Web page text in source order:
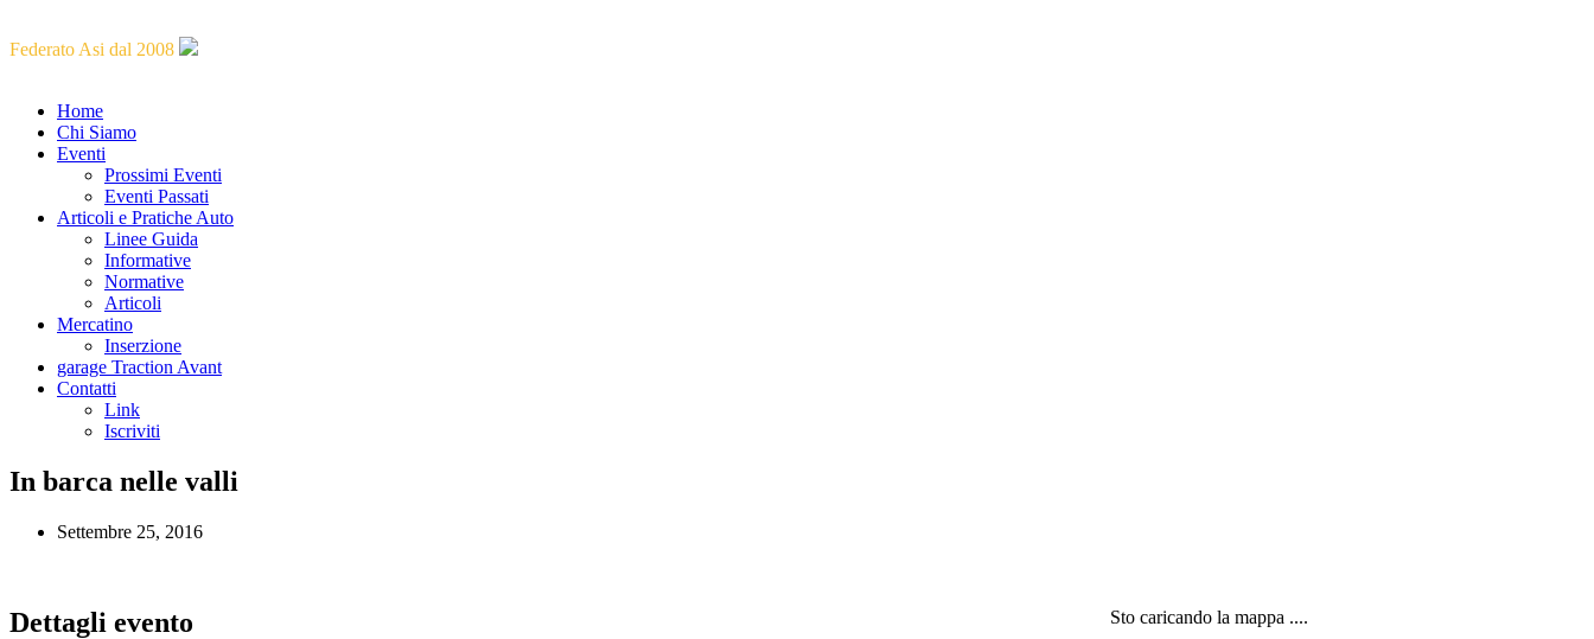
Federato Asi dal 2008
Home
Chi Siamo
Eventi
Prossimi Eventi
Eventi Passati
Articoli e Pratiche Auto
Linee Guida
Informative
Normative
Articoli
Mercatino
Inserzione
garage Traction Avant
Contatti
Link
Iscriviti
In barca nelle valli
Settembre 25, 2016
Sto caricando la mappa ....
Dettagli evento